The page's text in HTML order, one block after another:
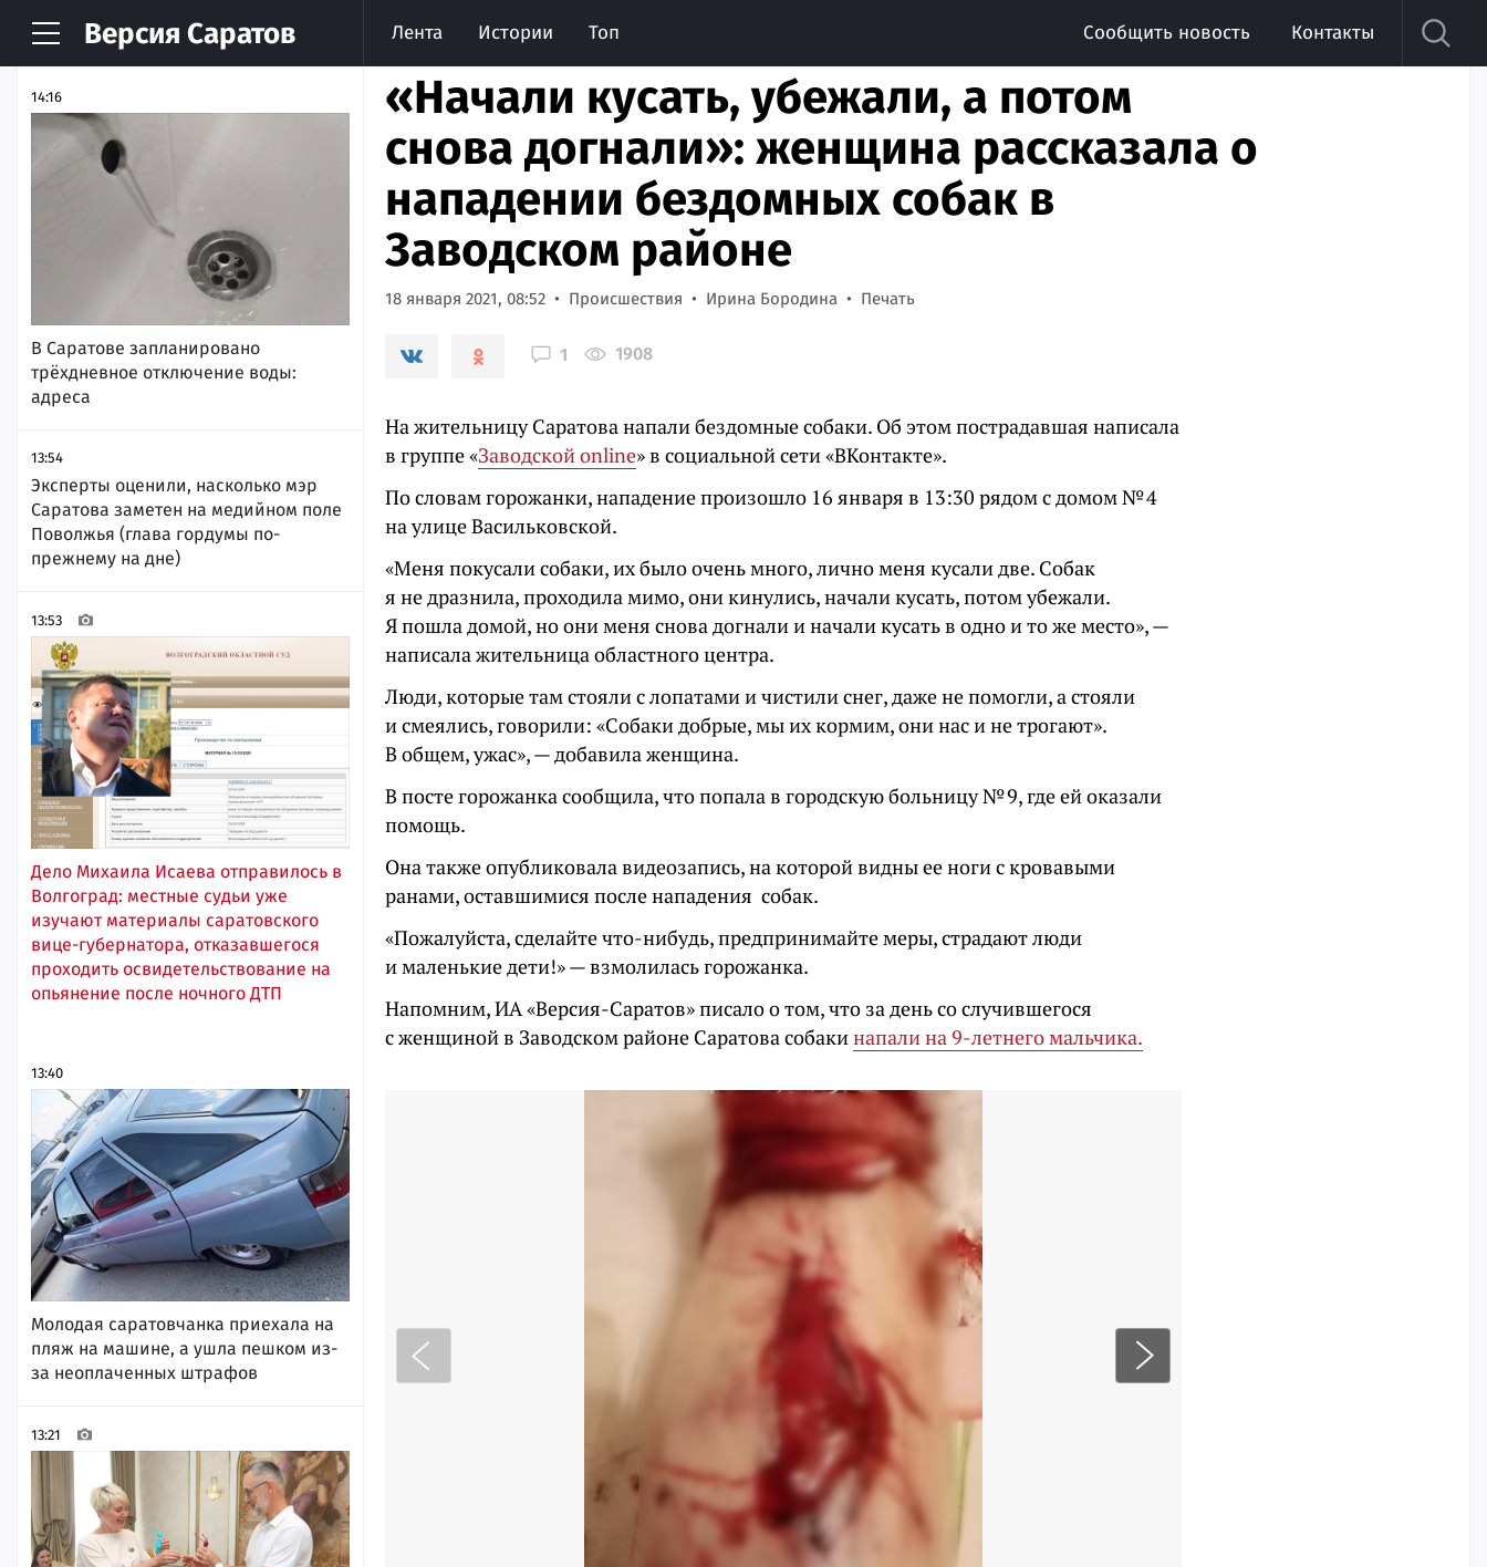
Версия Саратов Лента Истории Топ Сообщить новость Контакты
НОВОСТИ АРХИВ
14:16
В Саратове запланировано
трёхдневное отключение воды:
адреса
13:54
Эксперты оценили, насколько мэр
Саратова заметен на медийном поле
Поволжья (глава гордумы по-
прежнему на дне)
13:53
Дело Михаила Исаева отправилось в
Волгоград: местные судьи уже
изучают материалы саратовского
вице-губернатора, отказавшегося
проходить освидетельствование на
опьянение после ночного ДТП
13:40
Молодая саратовчанка приехала на
пляж на машине, а ушла пешком из-
за неоплаченных штрафов
13:21
«Начали кусать, убежали, а потом
снова догнали»: женщина рассказала о
нападении бездомных собак в
Заводском районе
18 января 2021, 08:52 Происшествия Ирина Бородина Печать
1 1908
На жительницу Саратова напали бездомные собаки. Об этом пострадавшая написала
в группе «Заводской online» в социальной сети «ВКонтакте».
По словам горожанки, нападение произошло 16 января в 13:30 рядом с домом № 4
на улице Васильковской.
«Меня покусали собаки, их было очень много, лично меня кусали две. Собак
я не дразнила, проходила мимо, они кинулись, начали кусать, потом убежали.
Я пошла домой, но они меня снова догнали и начали кусать в одно и то же место», —
написала жительница областного центра.
Люди, которые там стояли с лопатами и чистили снег, даже не помогли, а стояли
и смеялись, говорили: «Собаки добрые, мы их кормим, они нас и не трогают».
В общем, ужас», — добавила женщина.
В посте горожанка сообщила, что попала в городскую больницу № 9, где ей оказали
помощь.
Она также опубликовала видеозапись, на которой видны ее ноги с кровавыми
ранами, оставшимися после нападения собак.
«Пожалуйста, сделайте что-нибудь, предпринимайте меры, страдают люди
и маленькие дети!» — взмолилась горожанка.
Напомним, ИА «Версия-Саратов» писало о том, что за день со случившегося
с женщиной в Заводском районе Саратова собакинапали на 9-летнего мальчика.